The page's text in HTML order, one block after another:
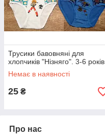
Трусики бавовняні для
хлопчиків "Нізняго". 3-6 років
Немає в наявності
25 ₴
Про нас